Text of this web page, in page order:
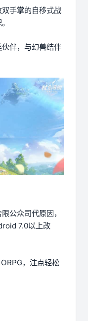
手掌的自移式战
伴，与幻兽结伴
公众司代原因，
7.0以上改
，注点轻松